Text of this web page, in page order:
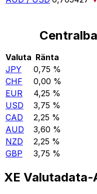
Valuta Ränta
JPY
0,75 %
CHF
0,00 %
EUR
4,25 %
USD
3,75 %
CAD
2,25 %
AUD
3,60 %
NZD
2,25 %
GBP
3,75 %
XE Valutadata-